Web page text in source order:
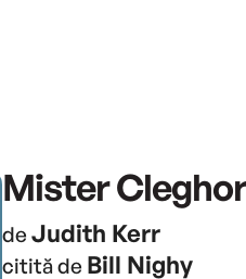
Mister
de Judith Kerr
citită de Bill Nighy